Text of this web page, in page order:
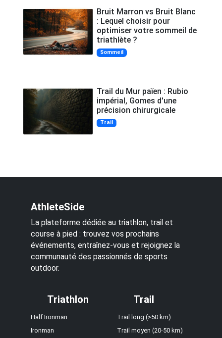
Bruit Marron vs Bruit Blanc
: Lequel choisir pour
optimiser votre sommeil de
triathlète ?
Sommeil
Trail du Mur païen : Rubio
impérial, Gomes d'une
précision chirurgicale
Trail
AthleteSide
La plateforme dédiée au triathlon, trail et
course à pied : trouvez vos prochains
événements, entraînez-vous et rejoignez la
communauté des passionnés de sports
outdoor.
Triathlon
Half Ironman
Ironman
Trail
Trail long (>50 km)
Trail moyen (20-50 km)